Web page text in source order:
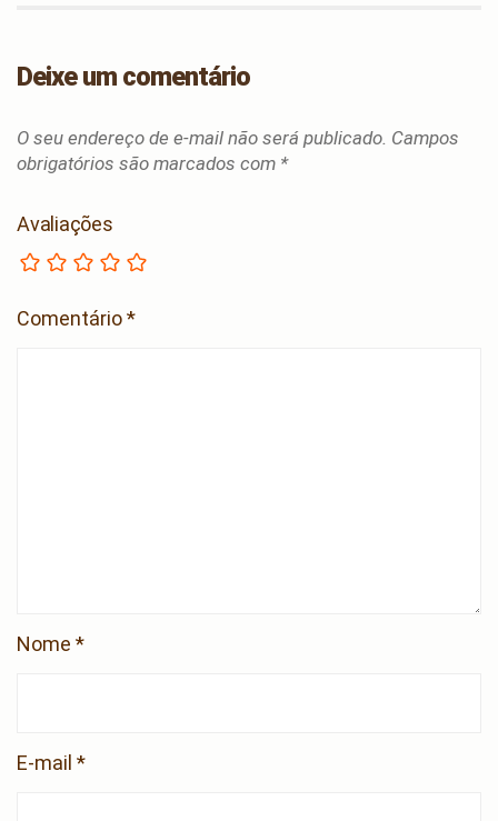
Deixe um comentário
O seu endereço de e-mail não será publicado. Campos
obrigatórios são marcados com *
Avaliações
Comentário*
Nome *
E-mail *